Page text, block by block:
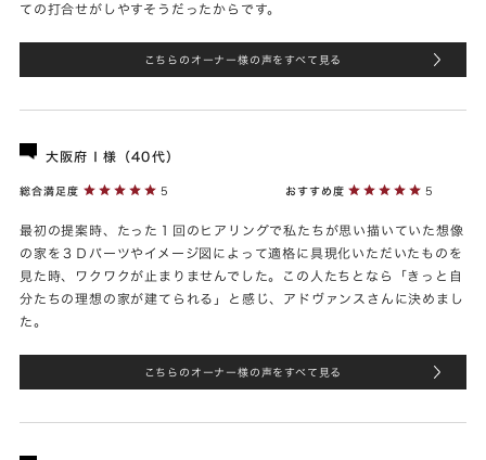
ての打合せがしやすそうだったからです。
こちらのオーナー様の声をすべて見る
大阪府Ｉ様（40代）
総合満足度 5 おすすめ度 5
最初の提案時、たった１回のヒアリングで私たちが思い描いていた想像
の家を３Ｄパーツやイメージ図によって適格に具現化いただいたものを
見た時、ワクワクが止まりませんでした。この人たちとなら「きっと自
分たちの理想の家が建てられる」と感じ、アドヴァンスさんに決めまし
た。
こちらのオーナー様の声をすべて見る